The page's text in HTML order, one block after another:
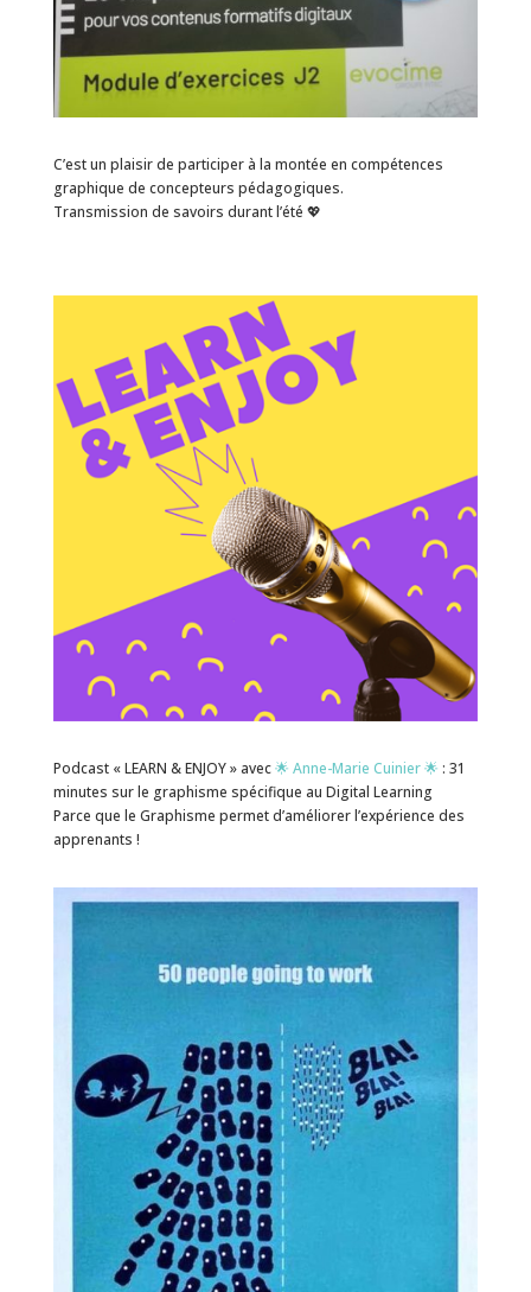
C’est un plaisir de participer à la montée en compétences
graphique de concepteurs pédagogiques.
Transmission de savoirs durant l’été 💖
Podcast « LEARN & ENJOY » avec🌟 Anne-Marie Cuinier 🌟 : 31
minutes sur le graphisme spécifique au Digital Learning
Parce que le Graphisme permet d’améliorer l’expérience des
apprenants !